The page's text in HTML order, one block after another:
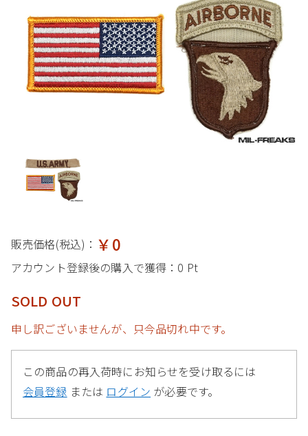
販売価格(税込)： ￥0
アカウント登録後の購入で獲得： 0 Pt
SOLD OUT
申し訳ございませんが、只今品切れ中です。
この商品の再入荷時にお知らせを受け取るには
会員登録 または ログイン が必要です。